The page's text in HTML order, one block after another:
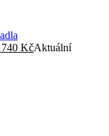
KčAktuální